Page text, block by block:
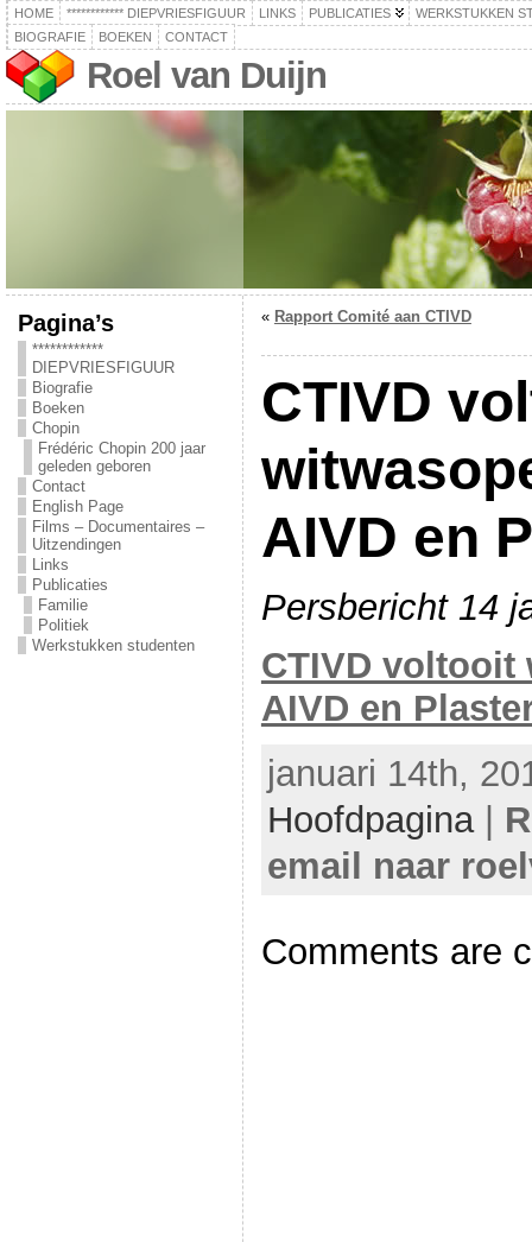
HOME ************ DIEPVRIESFIGUUR LINKS PUBLICATIES
WERKSTUKKEN
BIOGRAFIE
BOEKEN CONTACT
Roel van Duijn
Pagina’s
************
DIEPVRIESFIGUUR
Biografie
Boeken
Chopin
Frédéric Chopin 200 jaar
geleden geboren
Contact
English Page
Films – Documentaires –
Uitzendingen
Links
Publicaties
Familie
Politiek
Werkstukken studenten
« Rapport Comité aan CTIVD
CTIVD
AIVD en
Persbericht 14
CTIVD voltooit
AIVD en
januari 14th,
Hoofdpagina|
email naar
Comments are